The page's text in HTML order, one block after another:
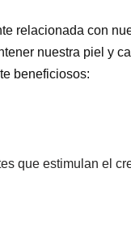
relacionada con
nuestra piel y
beneficiosos:
que estimulan el